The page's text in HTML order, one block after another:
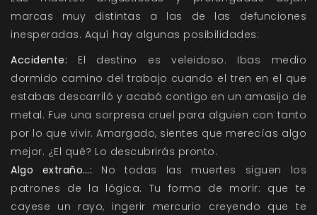
marcas muy distintas a las de las defunciones
inesperadas. Aquí hay algunas posibilidades:
Accidente: El destino es veleidoso. Ibas medio
dormido camino del trabajo cuando el tren en el que
estabas descarriló y acabó contigo en un amasijo de
metal. Fue una sorpresa cruel para alguien con tanto
por lo que vivir. Amargado, sientes que merecías algo
mejor. ¿El qué? Lo descubrirás pronto.
Algo extraño…: No todas las muertes siguen los
patrones de la lógica. Tu forma de morir: que te
cayese un rayo, ingerir mercurio creyendo que te